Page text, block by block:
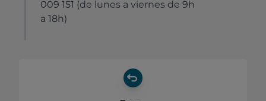
009 151 (de lunes a viernes de 9h
a 18h)